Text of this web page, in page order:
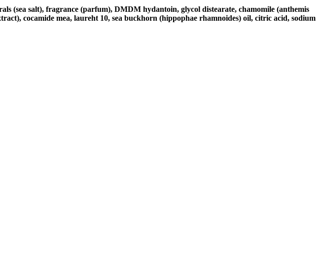
(sea salt), fragrance (parfum), DMDM hydantoin, glycol distearate, chamomile (anthemis
cocamide mea, laureht 10, sea buckhorn (hippophae rhamnoides) oil, citric acid, sodium